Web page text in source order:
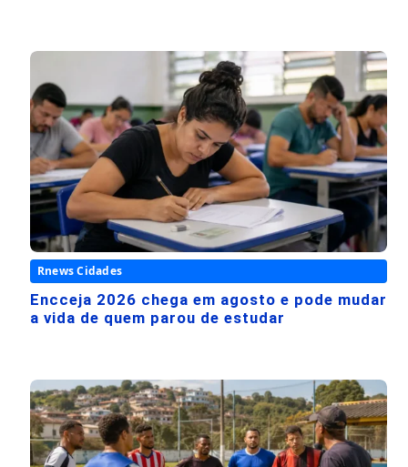
Rnews Cidades
Encceja 2026 chega em agosto e pode mudar
a vida de quem parou de estudar